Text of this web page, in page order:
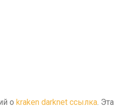
о kraken darknet ссылка. Эта